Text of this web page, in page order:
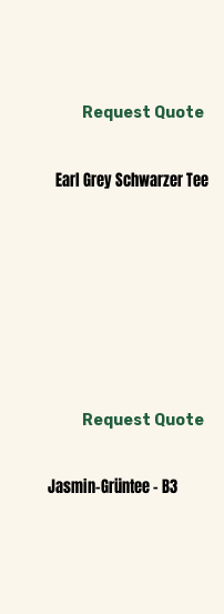
Request Quote
Earl Grey Schwarzer Tee
Request Quote
Jasmin-Grüntee - B3